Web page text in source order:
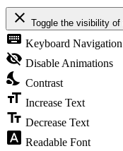
close Toggle the visibility
keyboard Keyboard Navigation
visibility_off Disable Animations
nights_stay Contrast
format_size Increase Text
text_fields Decrease Text
font_download Readable Font